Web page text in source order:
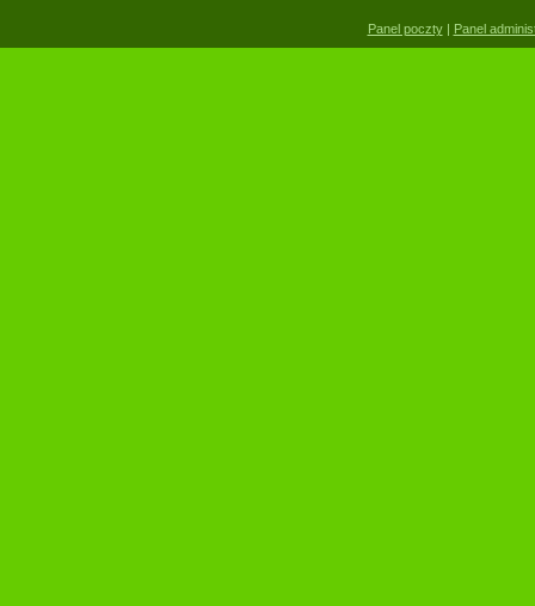
Panel poczty| Panel